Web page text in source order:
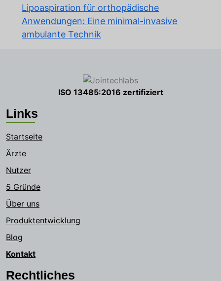
Lipoaspiration für orthopädische
Anwendungen: Eine minimal-invasive
ambulante Technik
ISO 13485:2016 zertifiziert
Links
Startseite
Ärzte
Nutzer
5 Gründe
Über uns
Produktentwicklung
Blog
Kontakt
Rechtliches